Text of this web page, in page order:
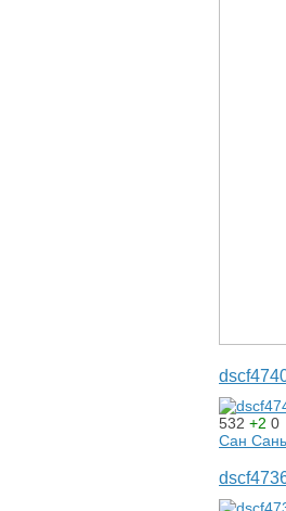
532 +2 0
Сан